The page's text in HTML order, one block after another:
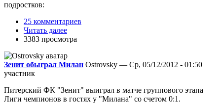
подростков:
25 комментариев
Читать далее
3383 просмотра
Зенит обыграл Милан Ostrovsky — Ср, 05/12/2012 - 01:50
участник
Питерский ФК "Зенит" выиграл в матче группового этапа
Лиги чемпионов в гостях у "Милана" со счетом 0:1.